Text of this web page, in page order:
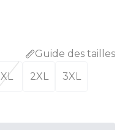
Guide des tailles
XL 2XL 3XL